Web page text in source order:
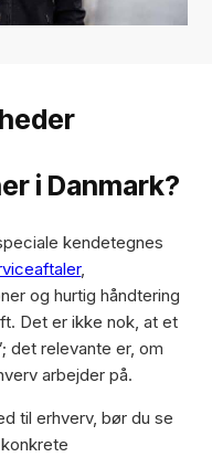
i Danmark?
kendetegnes
,
og hurtig håndtering
Det er ikke nok, at et
det relevante er, om
arbejder på.
til erhverv, bør du se